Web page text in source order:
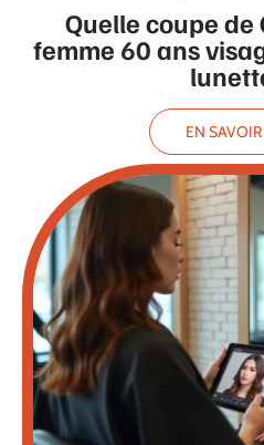
Quelle coupe
femme 60 ans
EN